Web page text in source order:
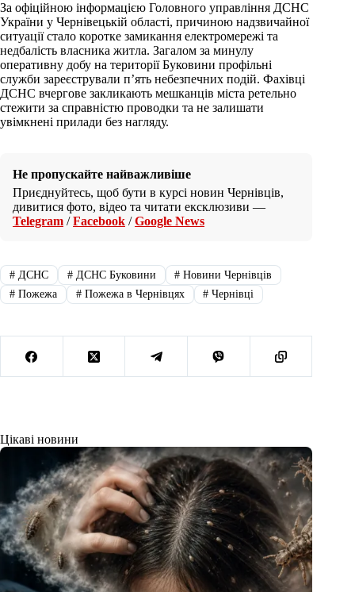
За офіційною інформацією Головного управління ДСНС
України у Чернівецькій області, причиною надзвичайної
ситуації стало коротке замикання електромережі та
недбалість власника житла. Загалом за минулу
оперативну добу на території Буковини профільні
служби зареєстрували п’ять небезпечних подій. Фахівці
ДСНС вчергове закликають мешканців міста ретельно
стежити за справністю проводки та не залишати
увімкнені прилади без нагляду.
Не пропускайте найважливіше
Приєднуйтесь, щоб бути в курсі новин Чернівців,
дивитися фото, відео та читати ексклюзиви —
Telegram /Facebook /Google News
#ДСНС #ДСНС Буковини # Новини Чернівців
#Пожежа #Пожежа в Чернівцях # Чернівці
Цікаві новини